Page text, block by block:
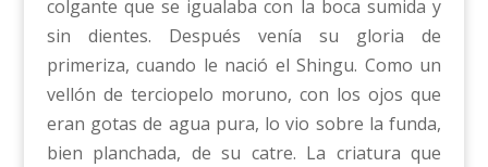
colgante que se igualaba con la boca sumida y
sin dientes. Después venía su gloria de
primeriza, cuando le nació el Shingu. Como un
vellón de terciopelo moruno, con los ojos que
eran gotas de agua pura, lo vio sobre la funda,
bien planchada, de su catre. La criatura que